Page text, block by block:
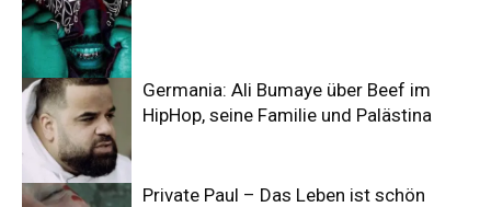
Germania: Ali Bumaye über Beef im
HipHop, seine Familie und Palästina
Private Paul – Das Leben ist schön